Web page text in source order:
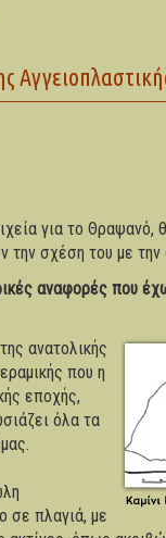
για το Θραψανό,
σχέση του με την
αναφορές που
ανατολικής
που η
εποχής,
όλα τα
σε πλαγιά, με